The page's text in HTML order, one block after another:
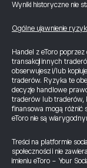
Wyniki historyczne nie
Ogólne ujawnienie
Handel z eToro
transakcji innych
obserwujesz i/lub
traderów. Ryzyka te
decyzje handlowe
traderów lub traderów,
finansowa mogą różnić
eToro nie są
Treści na platformie
społeczności i nie
imieniu eToro - Your